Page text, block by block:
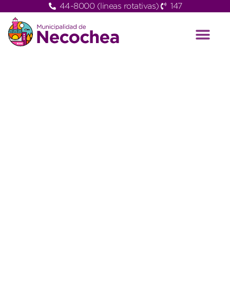
44-8000 (lineas rotativas) 147